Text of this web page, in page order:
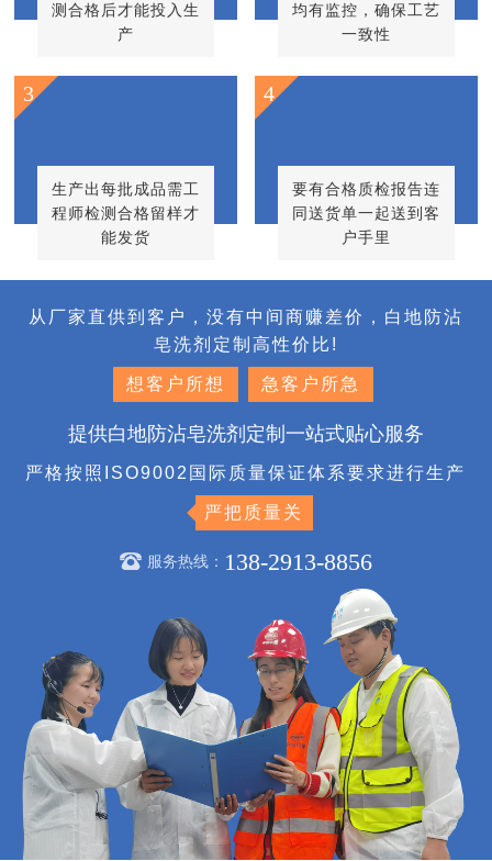
测合格后才能投入生
产
均有监控，确保工艺
一致性
生产出每批成品需工
程师检测合格留样才
能发货
3
要有合格质检报告连
同送货单一起送到客
户手里
4
从厂家直供到客户，没有中间商赚差价，白地防沾
皂洗剂定制高性价比!
想客户所想 急客户所急
提供白地防沾皂洗剂定制一站式贴心服务
严格按照ISO9002国际质量保证体系要求进行生产
严把质量关
服务热线： 138-2913-8856